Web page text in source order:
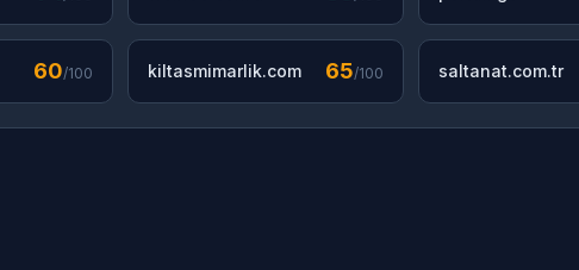
60/100 kiltasmimarlik.com 65/100 saltanat.com.tr